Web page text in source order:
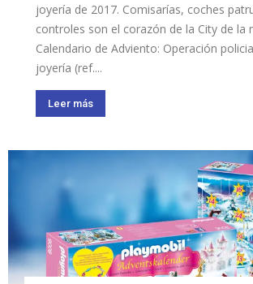
joyería de 2017. Comisarías, coches
controles son el corazón de la City de la
Calendario de Adviento: Operación
joyería (ref....
Leer más